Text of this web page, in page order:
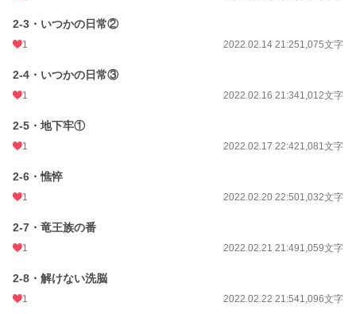
2-3・いつかの日常②
1 2022.02.14 21:251,075文字
2-4・いつかの日常③
1 2022.02.16 21:341,012文字
2-5・地下牢①
1 2022.02.17 22:421,081文字
2-6・憔悴
1 2022.02.20 22:501,032文字
2-7・竜王族の番
1 2022.02.21 21:491,059文字
2-8・解けない洗脳
1 2022.02.22 21:541,096文字